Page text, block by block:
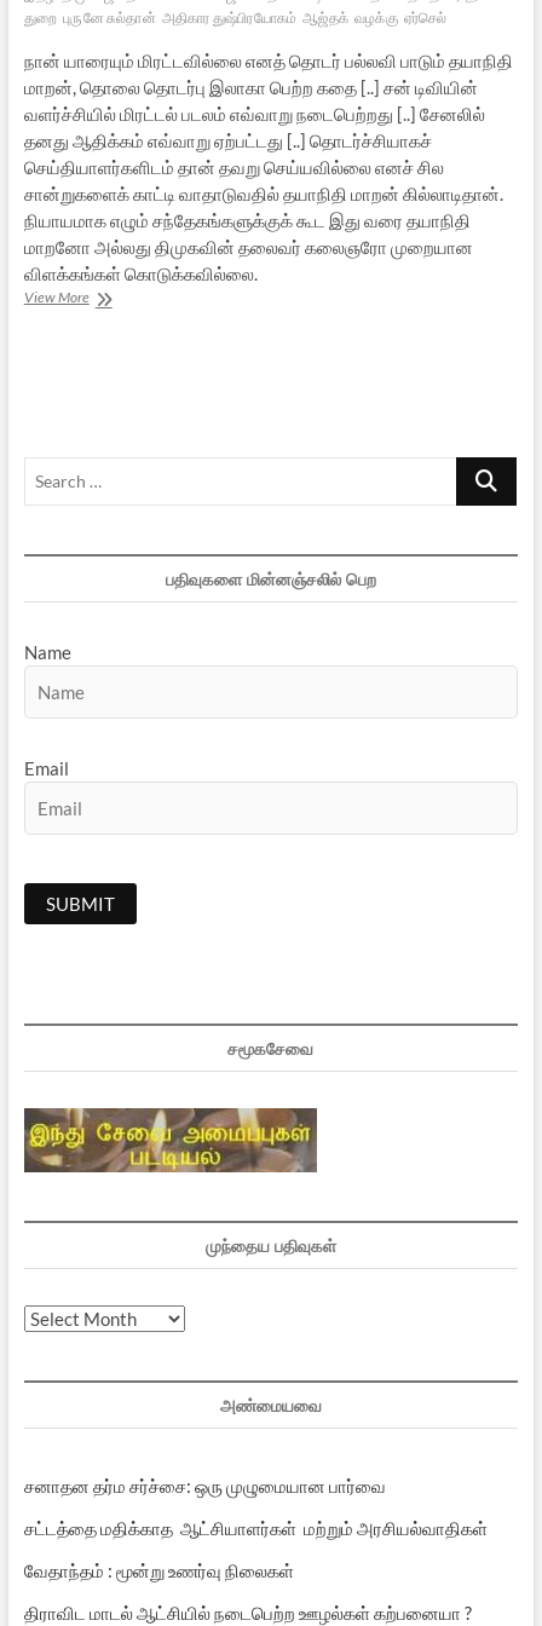
துறை புருனே சுல்தான் அதிகார துஷ்பிரயோகம் ஆஜ்தக் வழக்கு ஏர்செல்
நான் யாரையும் மிரட்டவில்லை எனத் தொடர் பல்லவி பாடும் தயாநிதி
மாறன், தொலை தொடர்பு இலாகா பெற்ற கதை [..] சன் டிவியின்
வளர்ச்சியில் மிரட்டல் படலம் எவ்வாறு நடைபெற்றது [..] சேனலில்
தனது ஆதிக்கம் எவ்வாறு ஏற்பட்டது [..] தொடர்ச்சியாகச்
செய்தியாளர்களிடம் தான் தவறு செய்யவில்லை எனச் சில
சான்றுகளைக் காட்டி வாதாடுவதில் தயாநிதி மாறன் கில்லாடிதான்.
நியாயமாக எழும் சந்தேகங்களுக்குக் கூட இது வரை தயாநிதி
மாறனோ அல்லது திமுகவின் தலைவர் கலைஞரோ முறையான
விளக்கங்கள் கொடுக்கவில்லை.
View Moreதொலைத்
Search
பதிவுகளை மின்னஞ்சலில் பெற
Name
Email
சமூகசேவை
முந்தைய பதிவுகள்
முந்தைய
அண்மையவை
சனாதன தர்ம சர்ச்சை: ஒரு முழுமையான பார்வை
சட்டத்தை மதிக்காத ஆட்சியாளர்கள் மற்றும் அரசியல்வாதிகள்
வேதாந்தம் : மூன்று உணர்வு நிலைகள்
திராவிட மாடல் ஆட்சியில் நடைபெற்ற ஊழல்கள் கற்பனையா ?